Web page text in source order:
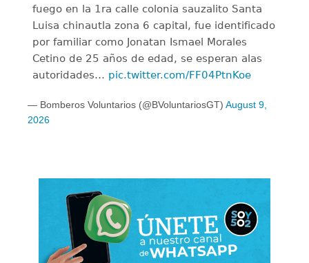
fuego en la 1ra calle colonia sauzalito Santa
Luisa chinautla zona 6 capital, fue identificado
por familiar como Jonatan Ismael Morales
Cetino de 25 años de edad, se esperan alas
autoridades… pic.twitter.com/FF04PtnKoe
— Bomberos Voluntarios (@BVoluntariosGT) August 9,
2026